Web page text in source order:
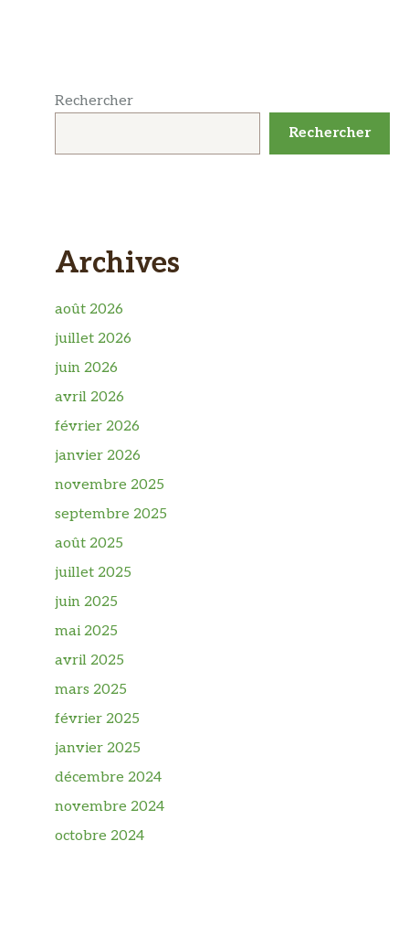
Rechercher
Rechercher
Archives
août 2026
juillet 2026
juin 2026
avril 2026
février 2026
janvier 2026
novembre 2025
septembre 2025
août 2025
juillet 2025
juin 2025
mai 2025
avril 2025
mars 2025
février 2025
janvier 2025
décembre 2024
novembre 2024
octobre 2024